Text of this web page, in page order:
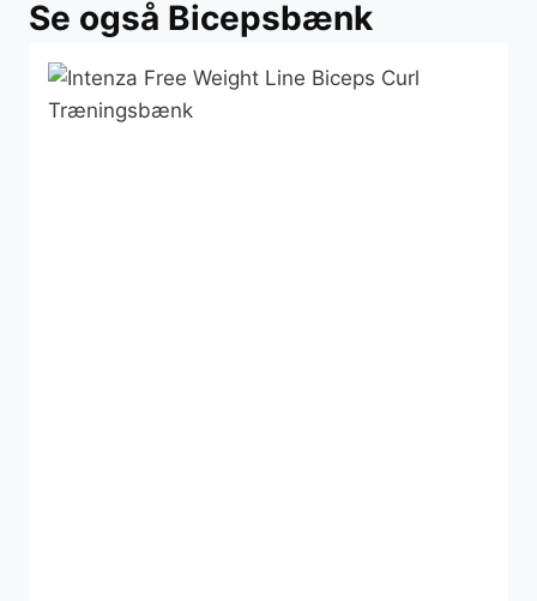
Se også Bicepsbænk